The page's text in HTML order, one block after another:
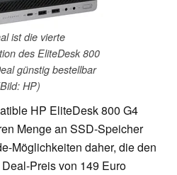
ist die vierte
des EliteDesk 800
günstig bestellbar
HP)
HP EliteDesk 800 G4
Menge an SSD-Speicher
Möglichkeiten daher, die den
Preis von 149 Euro